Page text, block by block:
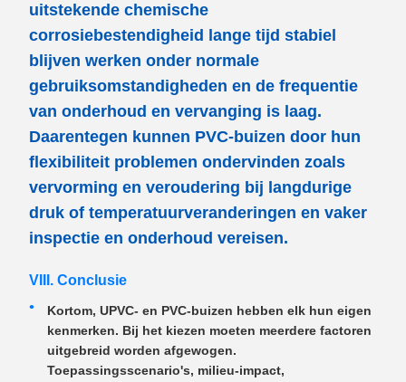
uitstekende chemische
corrosiebestendigheid lange tijd stabiel
blijven werken onder normale
gebruiksomstandigheden en de frequentie
van onderhoud en vervanging is laag.
Daarentegen kunnen PVC-buizen door hun
flexibiliteit problemen ondervinden zoals
vervorming en veroudering bij langdurige
druk of temperatuurveranderingen en vaker
inspectie en onderhoud vereisen.
VIII. Conclusie
Kortom, UPVC- en PVC-buizen hebben elk hun eigen
kenmerken. Bij het kiezen moeten meerdere factoren
uitgebreid worden afgewogen.
Toepassingsscenario's, milieu-impact,